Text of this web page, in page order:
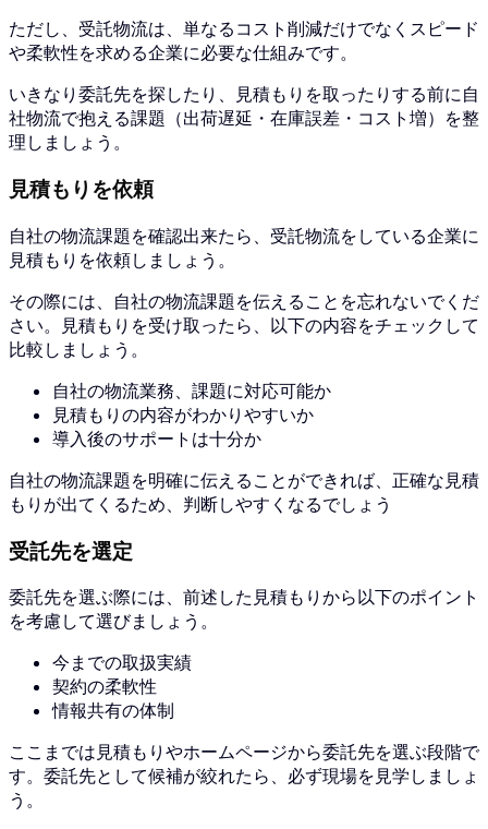
ただし、受託物流は、単なるコスト削減だけでなくスピード
や柔軟性を求める企業に必要な仕組みです。
いきなり委託先を探したり、見積もりを取ったりする前に自
社物流で抱える課題（出荷遅延・在庫誤差・コスト増）を整
理しましょう。
見積もりを依頼
自社の物流課題を確認出来たら、受託物流をしている企業に
見積もりを依頼しましょう。
その際には、自社の物流課題を伝えることを忘れないでくだ
さい。見積もりを受け取ったら、以下の内容をチェックして
比較しましょう。
自社の物流業務、課題に対応可能か
見積もりの内容がわかりやすいか
導入後のサポートは十分か
自社の物流課題を明確に伝えることができれば、正確な見積
もりが出てくるため、判断しやすくなるでしょう
受託先を選定
委託先を選ぶ際には、前述した見積もりから以下のポイント
を考慮して選びましょう。
今までの取扱実績
契約の柔軟性
情報共有の体制
ここまでは見積もりやホームページから委託先を選ぶ段階で
す。委託先として候補が絞れたら、必ず現場を見学しましょ
う。